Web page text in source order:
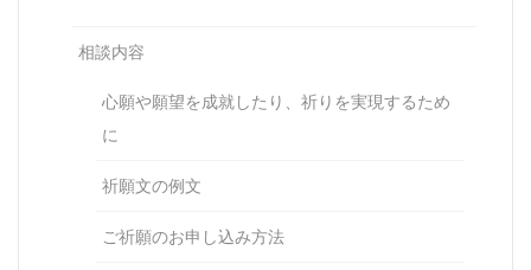
相談内容
心願や願望を成就したり、祈りを実現するため
に
祈願文の例文
ご祈願のお申し込み方法